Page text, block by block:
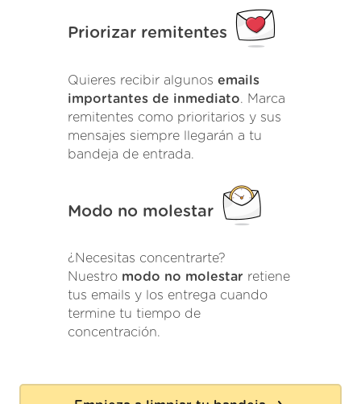
Priorizar remitentes
Quieres recibir algunos emails
importantes de inmediato. Marca
remitentes como prioritarios y sus
mensajes siempre llegarán a tu
bandeja de entrada.
Modo no molestar
¿Necesitas concentrarte?
Nuestro modo no molestar retiene
tus emails y los entrega cuando
termine tu tiempo de
concentración.